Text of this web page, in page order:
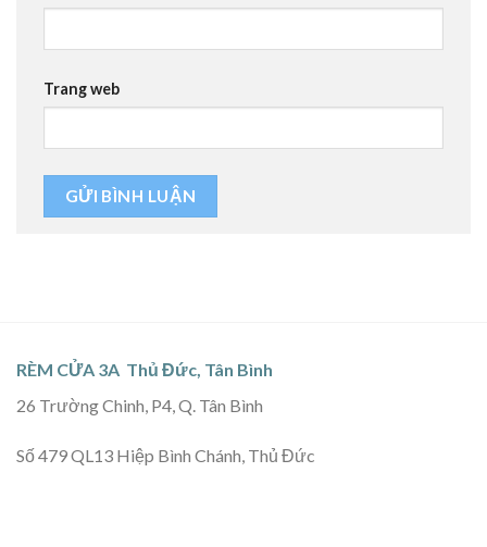
Trang web
RÈM CỬA 3A Thủ Đức, Tân Bình
26 Trường Chinh, P4, Q. Tân Bình
Số 479 QL13 Hiệp Bình Chánh, Thủ Đức